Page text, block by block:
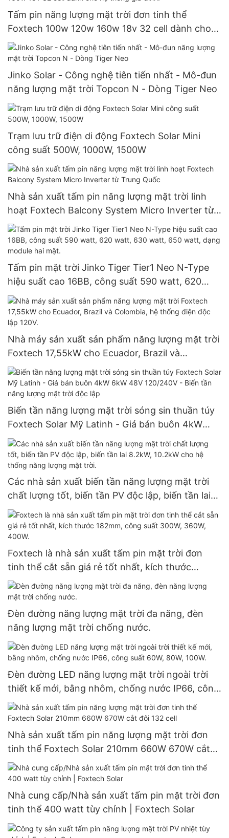
Tấm pin năng lượng mặt trời đơn tinh thể
Foxtech 100w 120w 160w 18v 32 cell dành cho
hệ thống gia đình.
Jinko Solar - Công nghệ tiên tiến nhất - Mô-đun
năng lượng mặt trời Topcon N - Dòng Tiger Neo
Trạm lưu trữ điện di động Foxtech Solar Mini
công suất 500W, 1000W, 1500W
Nhà sản xuất tấm pin năng lượng mặt trời linh
hoạt Foxtech Balcony System Micro Inverter từ
Trung Quốc
Tấm pin mặt trời Jinko Tiger Tier1 Neo N-Type
hiệu suất cao 16BB, công suất 590 watt, 620
watt, 630 watt, 650 watt, dạng module hai mặt.
Nhà máy sản xuất sản phẩm năng lượng mặt trời
Foxtech 17,55kW cho Ecuador, Brazil và
Colombia, hệ thống điện độc lập 120V.
Biến tần năng lượng mặt trời sóng sin thuần túy
Foxtech Solar Mỹ Latinh - Giá bán buôn 4kW
6kW 48V 120/240V - Biến tần năng lượng mặt
trời độc lập
Các nhà sản xuất biến tần năng lượng mặt trời
chất lượng tốt, biến tần PV độc lập, biến tần lai
8.2kW, 10.2kW cho hệ thống năng lượng mặt
trời.
Foxtech là nhà sản xuất tấm pin mặt trời đơn
tinh thể cắt sẵn giá rẻ tốt nhất, kích thước
182mm, công suất 300W, 360W, 400W.
Đèn đường năng lượng mặt trời đa năng, đèn
năng lượng mặt trời chống nước.
Đèn đường LED năng lượng mặt trời ngoài trời
thiết kế mới, bằng nhôm, chống nước IP66, công
suất 60W, 80W, 100W.
Nhà sản xuất tấm pin năng lượng mặt trời đơn
tinh thể Foxtech Solar 210mm 660W 670W cắt
đôi 132 cell
Nhà cung cấp/Nhà sản xuất tấm pin mặt trời đơn
tinh thể 400 watt tùy chỉnh | Foxtech Solar